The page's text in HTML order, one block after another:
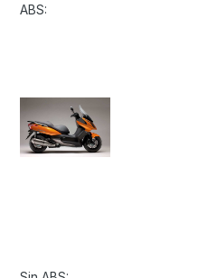
ABS: